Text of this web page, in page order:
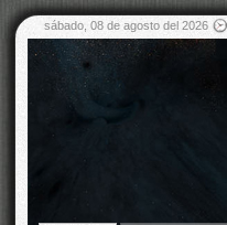
sábado, 08 de agosto del 2026